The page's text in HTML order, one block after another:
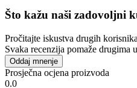
Što kažu naši zadovoljni
Pročitajte iskustva drugih
Svaka recenzija pomaže drugima
Oddaj mnenje
Prosječna ocjena proizvoda
0.0